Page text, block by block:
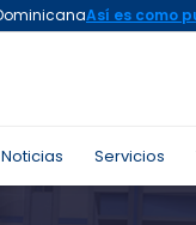
Noticias Servicios